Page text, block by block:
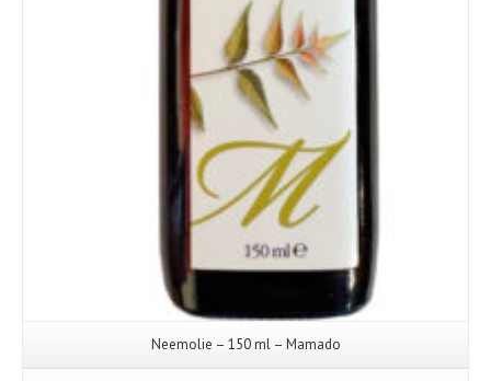
Neemolie – 150 ml – Mamado